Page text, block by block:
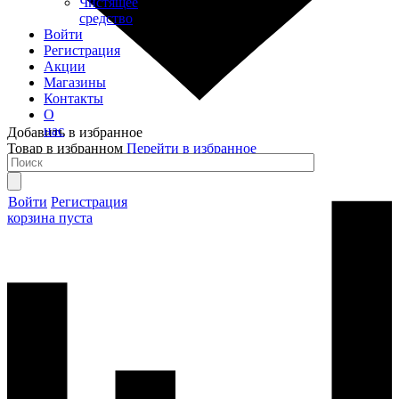
средство
Войти
Регистрация
Акции
Магазины
Контакты
О
нас
Войти Регистрация
корзина пуста
Добавить в избранное
Товар в избранном Перейти в избранное